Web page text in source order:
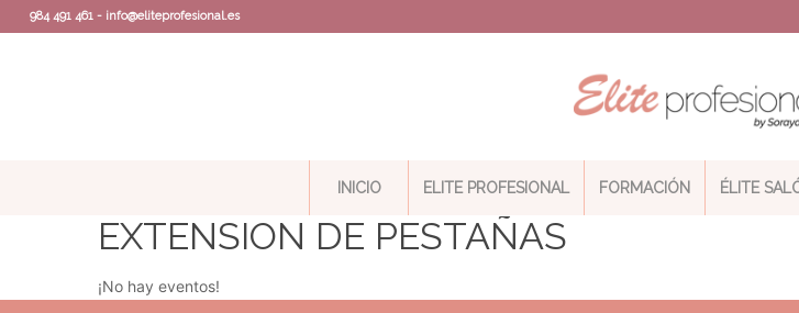
984 491 461 - info@eliteprofesional.es
INICIO ELITE PROFESIONAL FORMACIÓN ÉLITE
EXTENSION DE PESTAÑAS
¡No hay eventos!